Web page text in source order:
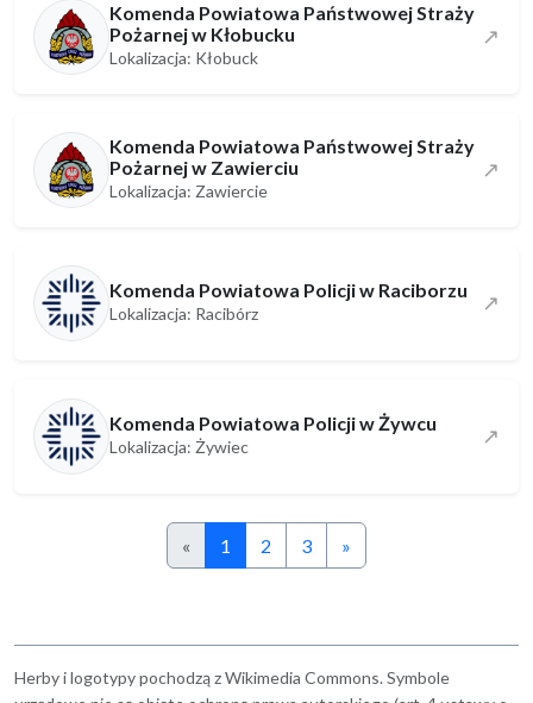
Komenda Powiatowa Państwowej Straży
Pożarnej w Kłobucku
Lokalizacja: Kłobuck
↗
Komenda Powiatowa Państwowej Straży
Pożarnej w Zawierciu
Lokalizacja: Zawiercie
↗
Komenda Powiatowa Policji w Raciborzu
Lokalizacja: Racibórz ↗
Komenda Powiatowa Policji w Żywcu
Lokalizacja: Żywiec ↗
« 1 2 3 »
Herby i logotypy pochodzą z Wikimedia Commons. Symbole